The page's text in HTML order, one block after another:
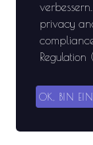
verbessern
privacy
Regulation
OK, BIN